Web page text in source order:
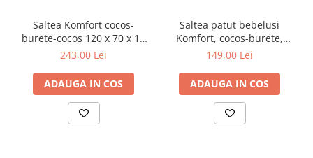
Saltea Komfort cocos-
burete-cocos 120 x 70 x 10
cm, Beberoyal, SA054
243,00 Lei
ADAUGA IN COS
Saltea patut bebelusi
Komfort, cocos-burete,
husa detasabila,
84x50x7 cm, Beberoyal
SA053
149,00 Lei
ADAUGA IN COS